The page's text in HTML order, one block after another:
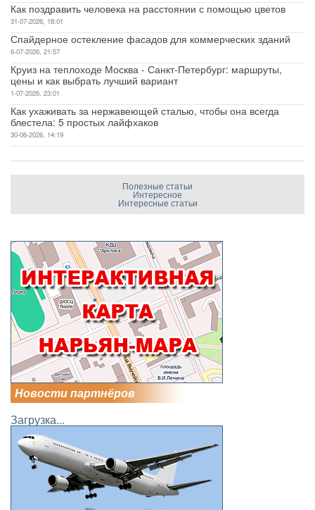
Как поздравить человека на расстоянии с помощью цветов
31-07-2026, 18:01
Спайдерное остекление фасадов для коммерческих зданий
6-07-2026, 21:57
Круиз на теплоходе Москва - Санкт-Петербург: маршруты,
цены и как выбрать лучший вариант
1-07-2026, 23:01
Как ухаживать за нержавеющей сталью, чтобы она всегда
блестела: 5 простых лайфхаков
30-06-2026, 14:19
Полезные статьи
Интересное
Интересные статьи
Новости партнёров
Загрузка...